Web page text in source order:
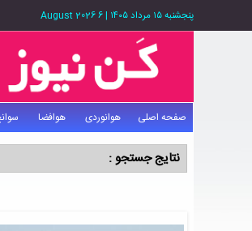
پنجشنبه ۱۵ مرداد ۱۴۰۵ |
6 August 2026
صفحه اصلی هوانوردی هوافضا
نتایج جستجو :